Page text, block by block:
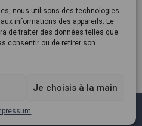
nous utilisons des technologies
informations des appareils. Le
de traiter des données telles que
consentir ou de retirer son
Je choisis à la main
Général sur la